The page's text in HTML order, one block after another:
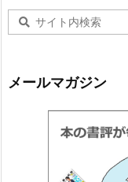
メールマガジン